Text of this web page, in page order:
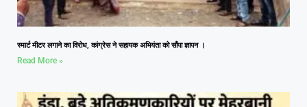
स्मार्ट मीटर लगाने का विरोध, कांग्रेस ने सहायक अभियंता को सौंपा ज्ञापन ।
Read More »